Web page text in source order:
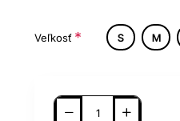
Veľkosť S M